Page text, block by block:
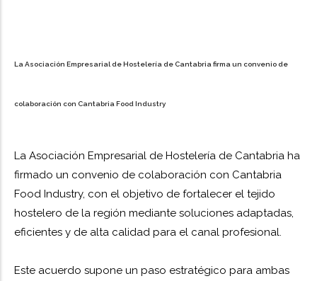
La Asociación Empresarial de Hostelería de Cantabria firma un convenio de
colaboración con Cantabria Food Industry
La Asociación Empresarial de Hostelería de Cantabria ha
firmado un convenio de colaboración con Cantabria
Food Industry, con el objetivo de fortalecer el tejido
hostelero de la región mediante soluciones adaptadas,
eficientes y de alta calidad para el canal profesional.
Este acuerdo supone un paso estratégico para ambas